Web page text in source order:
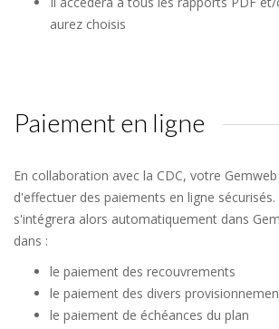
aurez choisis
Paiement en ligne
En collaboration avec la CDC, votre
d'effectuer des paiements en ligne
s'intégrera alors automatiquement dans
dans :
le paiement des recouvrements
le paiement des divers
le paiement de échéances du plan